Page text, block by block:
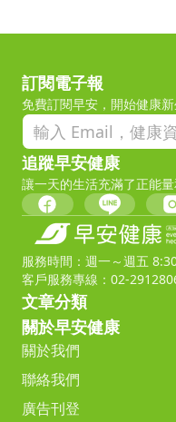
訂閱電子報
免費訂閱早安，開始健康新
追蹤早安健康
讓一天的生活充滿了正能
服務時間：週一～週五
客戶服務專線：02-
文章分類
關於早安健康
關於我們
聯絡我們
廣告刊登